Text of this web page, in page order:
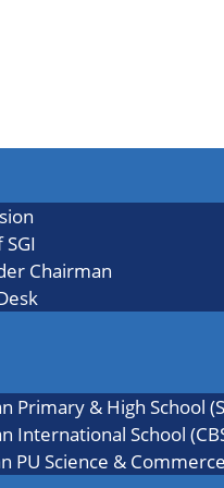
Chairman
Primary & High School
International School
PU Science &